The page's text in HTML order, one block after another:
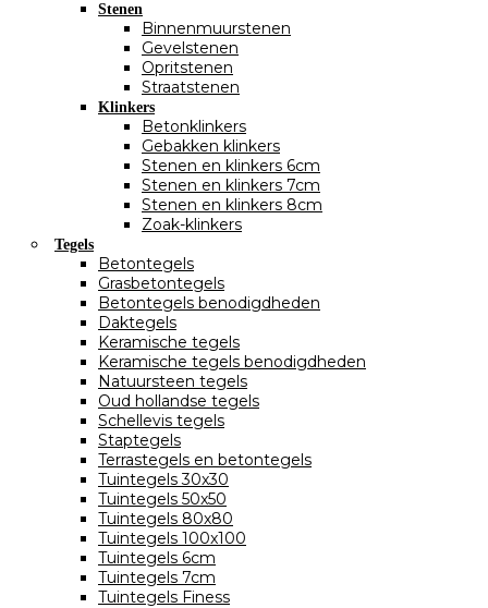
Stenen
Binnenmuurstenen
Gevelstenen
Opritstenen
Straatstenen
Klinkers
Betonklinkers
Gebakken klinkers
Stenen en klinkers 6cm
Stenen en klinkers 7cm
Stenen en klinkers 8cm
Zoak-klinkers
Tegels
Betontegels
Grasbetontegels
Betontegels benodigdheden
Daktegels
Keramische tegels
Keramische tegels benodigdheden
Natuursteen tegels
Oud hollandse tegels
Schellevis tegels
Staptegels
Terrastegels en betontegels
Tuintegels 30x30
Tuintegels 50x50
Tuintegels 80x80
Tuintegels 100x100
Tuintegels 6cm
Tuintegels 7cm
Tuintegels Finess